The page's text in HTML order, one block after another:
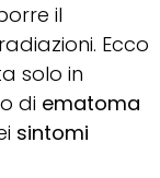
il
Ecco
solo in
di ematoma
sintomi